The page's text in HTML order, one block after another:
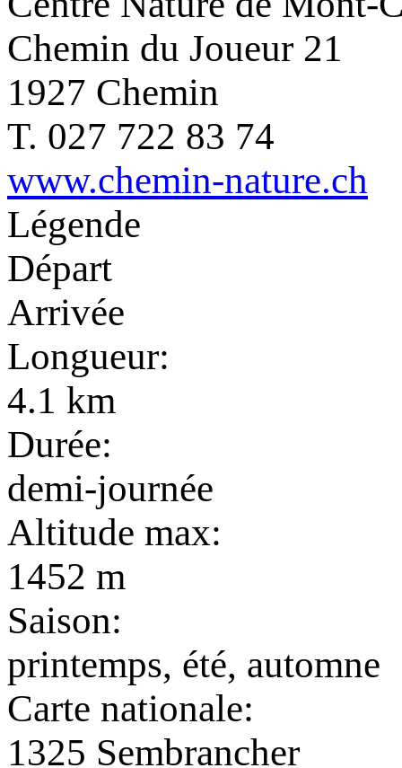
Chemin du Joueur 21
1927 Chemin
T. 027 722 83 74
www.chemin-nature.ch
Légende
Départ
Arrivée
Longueur:
4.1 km
Durée:
demi-journée
Altitude max:
1452 m
Saison:
printemps, été, automne
Carte nationale:
1325 Sembrancher